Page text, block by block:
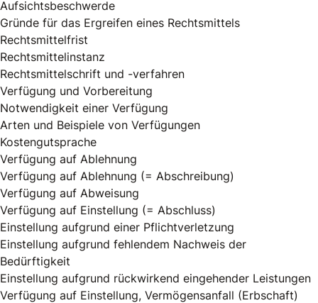
Aufsichtsbeschwerde
Gründe für das Ergreifen eines Rechtsmittels
Rechtsmittelfrist
Rechtsmittelinstanz
Rechtsmittelschrift und -verfahren
Verfügung und Vorbereitung
Notwendigkeit einer Verfügung
Arten und Beispiele von Verfügungen
Kostengutsprache
Verfügung auf Ablehnung
Verfügung auf Ablehnung (= Abschreibung)
Verfügung auf Abweisung
Verfügung auf Einstellung (= Abschluss)
Einstellung aufgrund einer Pflichtverletzung
Einstellung aufgrund fehlendem Nachweis der
Bedürftigkeit
Einstellung aufgrund rückwirkend eingehender Leistungen
Verfügung auf Einstellung, Vermögensanfall (Erbschaft)